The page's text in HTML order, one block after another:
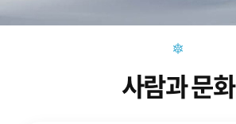
사람과 문화